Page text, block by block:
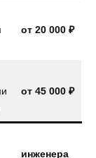
от 20 000 ₽
от 45 000 ₽
инженера